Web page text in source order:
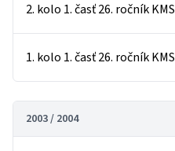
2. kolo 1. časť 26. ročník KMS
1. kolo 1. časť 26. ročník KMS
2003 / 2004